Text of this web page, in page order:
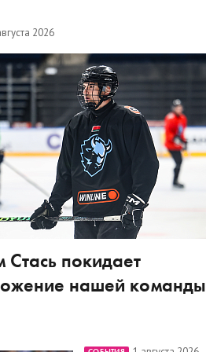
2026
покидает
нашей команды